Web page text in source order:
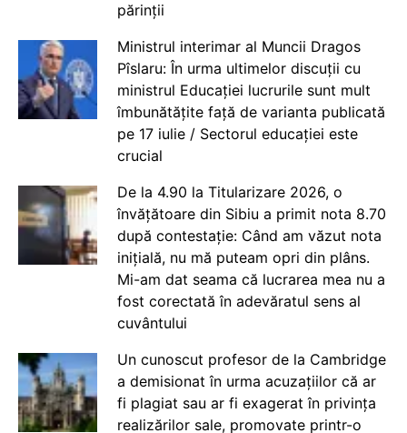
părinții
Ministrul interimar al Muncii Dragos
Pîslaru: În urma ultimelor discuții cu
ministrul Educației lucrurile sunt mult
îmbunătățite față de varianta publicată
pe 17 iulie / Sectorul educației este
crucial
De la 4.90 la Titularizare 2026, o
învățătoare din Sibiu a primit nota 8.70
după contestație: Când am văzut nota
inițială, nu mă puteam opri din plâns.
Mi-am dat seama că lucrarea mea nu a
fost corectată în adevăratul sens al
cuvântului
Un cunoscut profesor de la Cambridge
a demisionat în urma acuzațiilor că ar
fi plagiat sau ar fi exagerat în privința
realizărilor sale, promovate printr-o